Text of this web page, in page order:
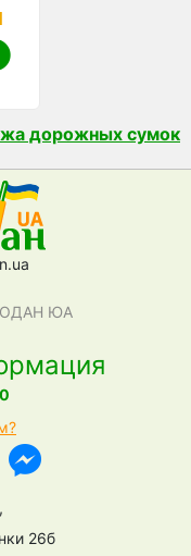
дорожных сумок
ЮА
26б